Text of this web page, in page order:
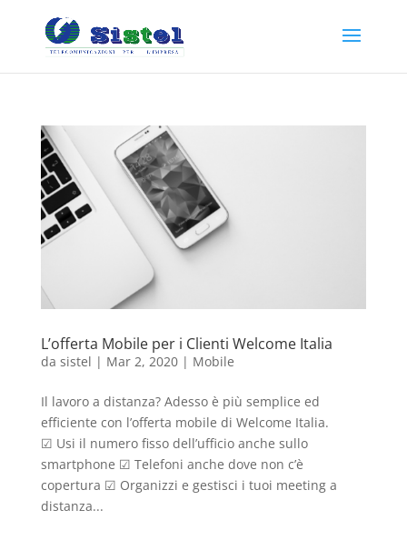
L’offerta Mobile per i Clienti Welcome Italia
da sistel | Mar 2, 2020| Mobile
Il lavoro a distanza? Adesso è più semplice ed
efficiente con l’offerta mobile di Welcome Italia.
☑ Usi il numero fisso dell’ufficio anche sullo
smartphone ☑ Telefoni anche dove non c’è
copertura ☑ Organizzi e gestisci i tuoi meeting a
distanza...